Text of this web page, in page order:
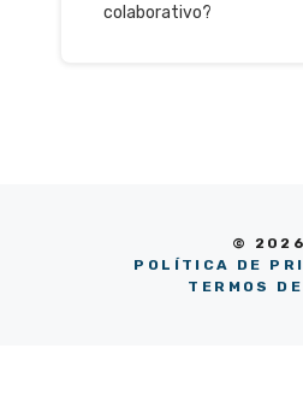
colaborativo?
© 2026
POLÍTICA DE
TERMOS